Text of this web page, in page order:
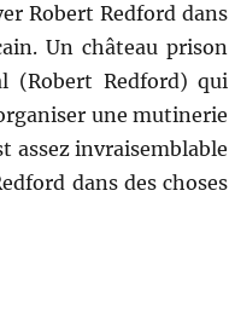
Robert Redford dans
Un château prison
(Robert Redford) qui
une mutinerie
assez invraisemblable
dans des choses